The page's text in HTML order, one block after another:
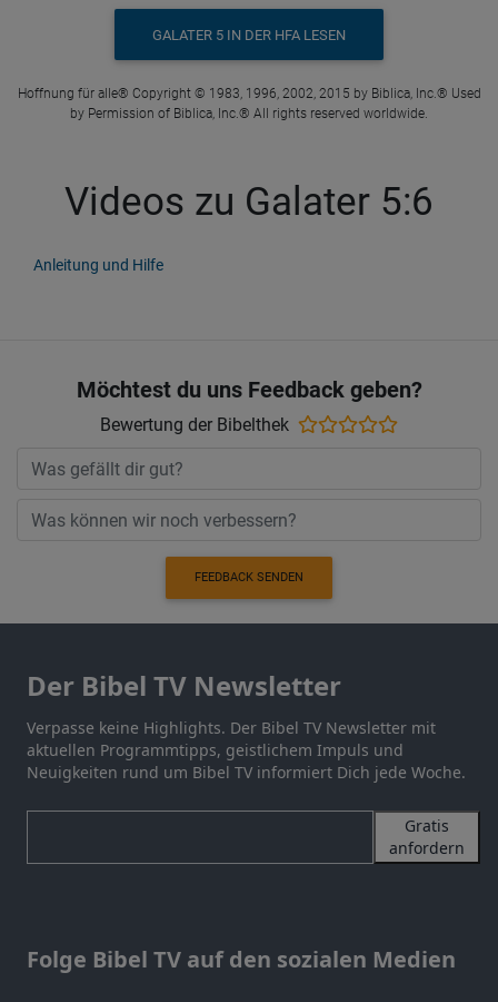
GALATER 5 IN DER HFA LESEN
Hoffnung für alle® Copyright © 1983, 1996, 2002, 2015 by Biblica, Inc.® Used
by Permission of Biblica, Inc.® All rights reserved worldwide.
Videos zu Galater 5:6
Anleitung und Hilfe
Möchtest du uns Feedback geben?
Bewertung der Bibelthek
FEEDBACK SENDEN
Der Bibel TV Newsletter
Verpasse keine Highlights. Der Bibel TV Newsletter mit
aktuellen Programmtipps, geistlichem Impuls und
Neuigkeiten rund um Bibel TV informiert Dich jede Woche.
Gratis
anfordern
Folge Bibel TV auf den sozialen Medien